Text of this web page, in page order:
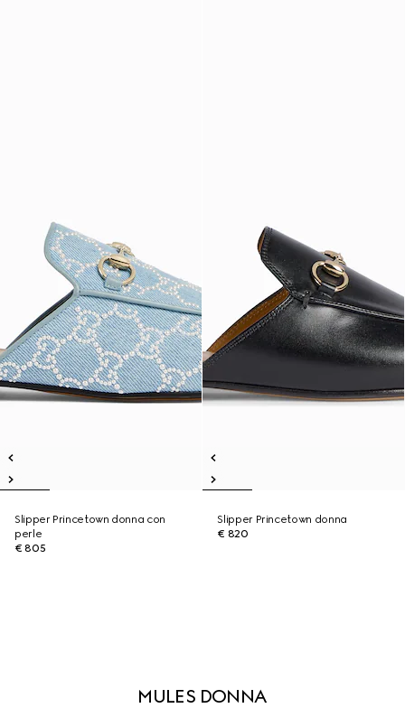
Slipper Princetown donna con
perle
€ 805
Slipper Princetown donna
€ 820
MULES DONNA